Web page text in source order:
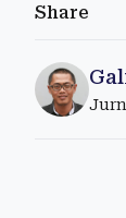
Share